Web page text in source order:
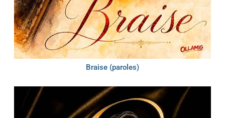
Braise (paroles)